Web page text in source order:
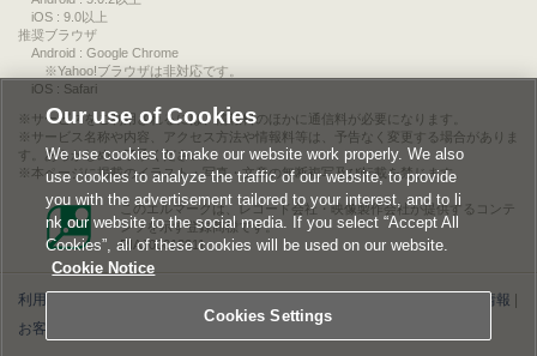
iOS : 9.0以上
推奨ブラウザ
Android : Google Chrome
※Yahoo!ブラウザは非対応です。
iOS : Safari
サービスをご利用されるには、情報料のほかに通信料が必要になります。
サービス名称や内容、アクセス方法や情報料等は、予告なく変更する場合がありま
す。あらかじめご了承ください。
本ページに掲載のイラスト・写真・文章の無断複写及び転載を禁じます。
このエルマークは、レコード会社・映像製作会社が提供するコンテ
ンツを示す登録商標です。
RIAJ00013011
利用規約 ライセンス情報
お客様情報の外部送信について
Cookies Settings
Our use of Cookies
We use cookies to make our website work properly. We also
use cookies to analyze the traffic of our website, to provide
you with the advertisement tailored to your interest, and to li
nk our website to the social media. If you select “Accept All
Cookies”, all of these cookies will be used on our website.
Cookie Notice
Cookies Settings